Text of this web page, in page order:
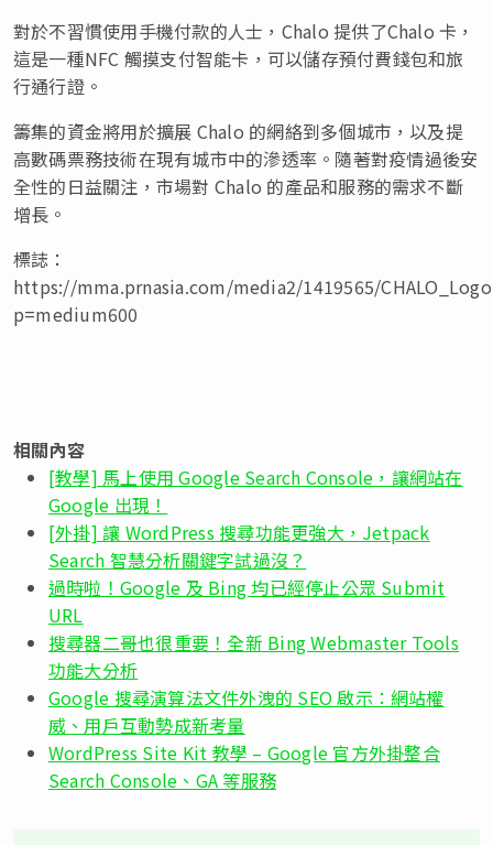
對於不習慣使用手機付款的人士，Chalo 提供了Chalo 卡，
這是一種NFC 觸摸支付智能卡，可以儲存預付費錢包和旅
行通行證。
籌集的資金將用於擴展 Chalo 的網絡到多個城市，以及提
高數碼票務技術在現有城市中的滲透率。隨著對疫情過後安
全性的日益關注，市場對 Chalo 的產品和服務的需求不斷
增長。
標誌：
https://mma.prnasia.com/media2/1419565/
p=medium600
相關內容
[教學] 馬上使用 Google Search Console，讓網站在
Google 出現！
[外掛] 讓 WordPress 搜尋功能更強大，Jetpack
Search 智慧分析關鍵字試過沒？
過時啦！Google 及 Bing 均已經停止公眾 Submit
URL
搜尋器二哥也很重要！全新 Bing Webmaster Tools
功能大分析
Google 搜尋演算法文件外洩的 SEO 啟示：網站權
威、用戶互動勢成新考量
WordPress Site Kit 教學 – Google 官方外掛整合
Search Console、GA 等服務